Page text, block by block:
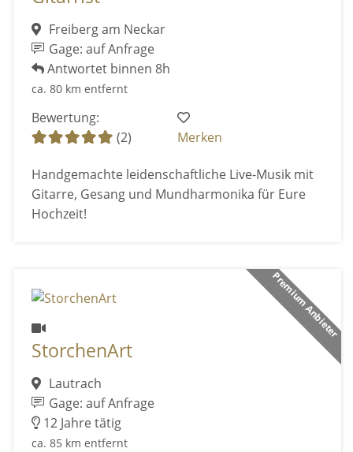
Freiberg am Neckar
Gage: auf Anfrage
Antwortet binnen 8h
ca. 80 km entfernt
Bewertung:
(2)
Merken
Handgemachte leidenschaftliche Live-Musik mit
Gitarre, Gesang und Mundharmonika für Eure
Hochzeit!
Premium Anbieter
StorchenArt
Lautrach
Gage: auf Anfrage
12 Jahre tätig
ca. 85 km entfernt